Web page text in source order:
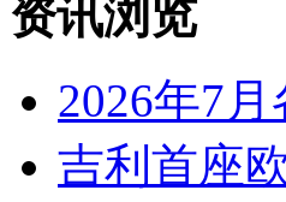
资讯浏览
2026年7
吉利首座